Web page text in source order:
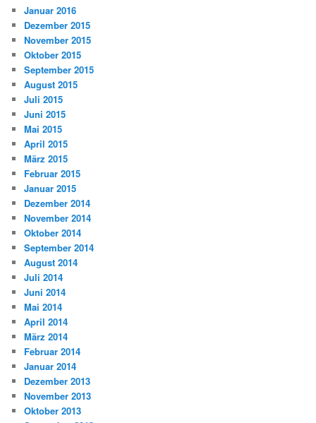
Januar 2016
Dezember 2015
November 2015
Oktober 2015
September 2015
August 2015
Juli 2015
Juni 2015
Mai 2015
April 2015
März 2015
Februar 2015
Januar 2015
Dezember 2014
November 2014
Oktober 2014
September 2014
August 2014
Juli 2014
Juni 2014
Mai 2014
April 2014
März 2014
Februar 2014
Januar 2014
Dezember 2013
November 2013
Oktober 2013